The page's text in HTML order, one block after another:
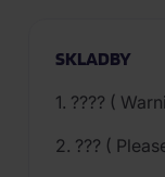
SKLADBY
1. ???? (
2. ??? (